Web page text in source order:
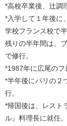
*高校卒業後、辻調
*入学して１年後に
学校フランス校で
残りの半年間は、
で修行。
*1987年に広尾のフ
*半年後にパリの２
行。
*帰国後は、レスト
ル』料理長に就任。